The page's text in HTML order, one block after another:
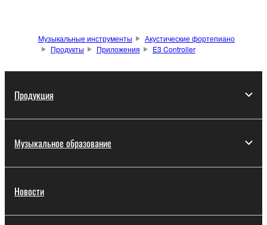
Музыкальные инструменты
Акустические фортепиано
Продукты
Приложения E3 Controller
Продукция
Музыкальное образование
Новости